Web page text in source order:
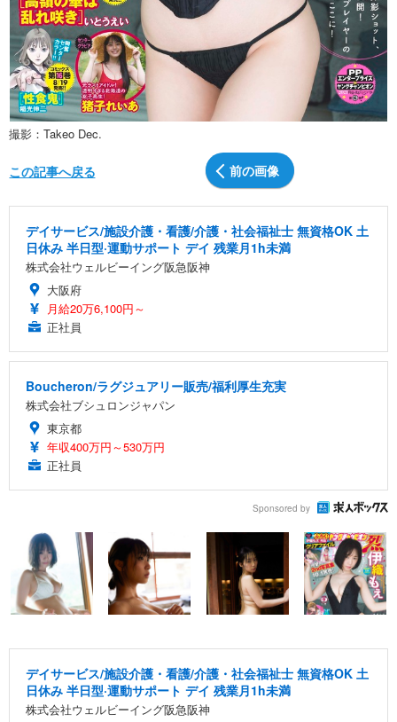
撮影：Takeo Dec.
前の画像
この記事へ戻る
デイサービス/施設介護・看護/介護・社会福祉士 無資格OK 土
日休み 半日型·運動サポート デイ 残業月1h未満
株式会社ウェルビーイング阪急阪神
大阪府
月給20万6,100円～
正社員
Boucheron/ラグジュアリー販売/福利厚生充実
株式会社ブシュロンジャパン
東京都
年収400万円～530万円
正社員
Sponsored by
デイサービス/施設介護・看護/介護・社会福祉士 無資格OK 土
日休み 半日型·運動サポート デイ 残業月1h未満
株式会社ウェルビーイング阪急阪神